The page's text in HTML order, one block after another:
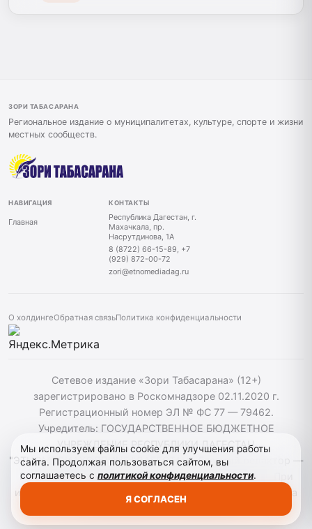
ЗОРИ ТАБАСАРАНА
Региональное издание о муниципалитетах, культуре, спорте и жизни
местных сообществ.
НАВИГАЦИЯ
Главная
КОНТАКТЫ
Республика Дагестан, г.
Махачкала, пр.
Насрутдинова, 1А
8 (8722) 66-15-89, +7
(929) 872-00-72
zori@etnomediadag.ru
О холдингеОбратная связьПолитика конфиденциальности
Сетевое издание «Зори Табасарана» (12+)
зарегистрировано в Роскомнадзоре 02.11.2020 г.
Регистрационный номер ЭЛ № ФС 77 — 79462.
Учредитель: ГОСУДАРСТВЕННОЕ БЮДЖЕТНОЕ
УЧРЕЖДЕНИЕ РЕСПУБЛИКИ ДАГЕСТАН
"ЭТНОМЕДИАХОЛДИНГ "ДАГЕСТАН". Главный редактор —
Г. Н. Маллалиев, Телефон редакции: 88722661589. При
использовании материалов сайта активная гиперссылка
Мы используем файлы cookie для улучшения работы
сайта. Продолжая пользоваться сайтом, вы
соглашаетесь с политикой конфиденциальности.
Я СОГЛАСЕН